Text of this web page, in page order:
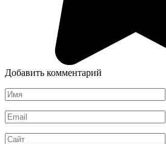
Добавить комментарий
Имя
*
Email
*
Сайт